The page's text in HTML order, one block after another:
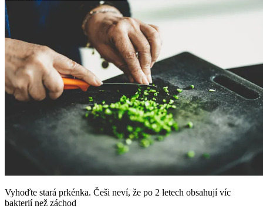
Vyhoďte stará prkénka. Češi neví, že po 2 letech obsahují víc
bakterií než záchod